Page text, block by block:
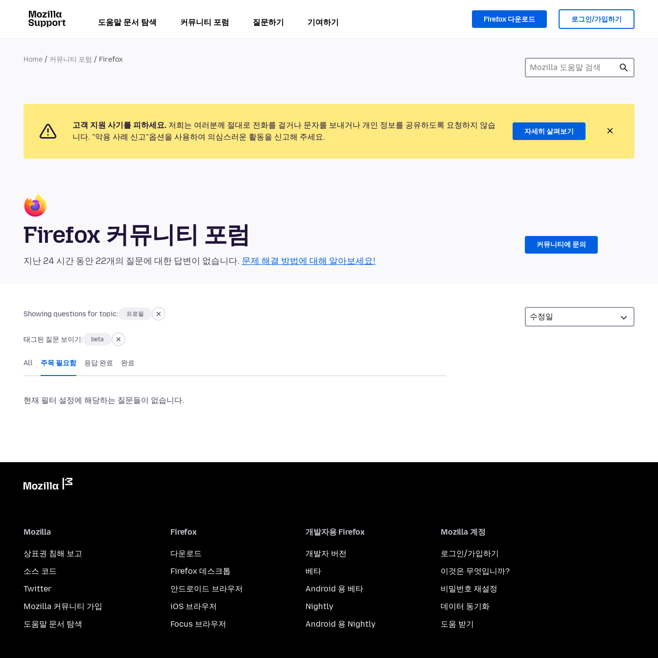
도움말 문서 탐색 커뮤니티 포럼 질문하기 기여하기 Firefox 다운로드 로그인/가입하기
Home 커뮤니티 포럼 Firefox
고객 지원 사기를 피하세요. 저희는 여러분께 절대로 전화를 걸거나 문자를 보내거나 개인 정보를 공유하도록 요청하지 않습
니다. "악용 사례 신고"옵션을 사용하여 의심스러운 활동을 신고해 주세요.
자세히 살펴보기
Firefox 커뮤니티 포럼
지난 24 시간 동안 22개의 질문에 대한 답변이 없습니다. 문제 해결 방법에 대해 알아보세요!
커뮤니티에 문의
Showing questions for topic: 프로필
태그된 질문 보이기: beta
All 주목 필요함 응답 완료 완료
현재 필터 설정에 해당하는 질문들이 없습니다.
Mozilla
상표권 침해 보고
소스 코드
Twitter
Mozilla 커뮤니티 가입
도움말 문서 탐색
Firefox
다운로드
Firefox 데스크톱
안드로이드 브라우저
iOS 브라우저
Focus 브라우저
개발자용 Firefox
개발자 버전
베타
Android 용 베타
Nightly
Android 용 Nightly
Mozilla 계정
로그인/가입하기
이것은 무엇입니까?
비밀번호 재설정
데이터 동기화
도움 받기